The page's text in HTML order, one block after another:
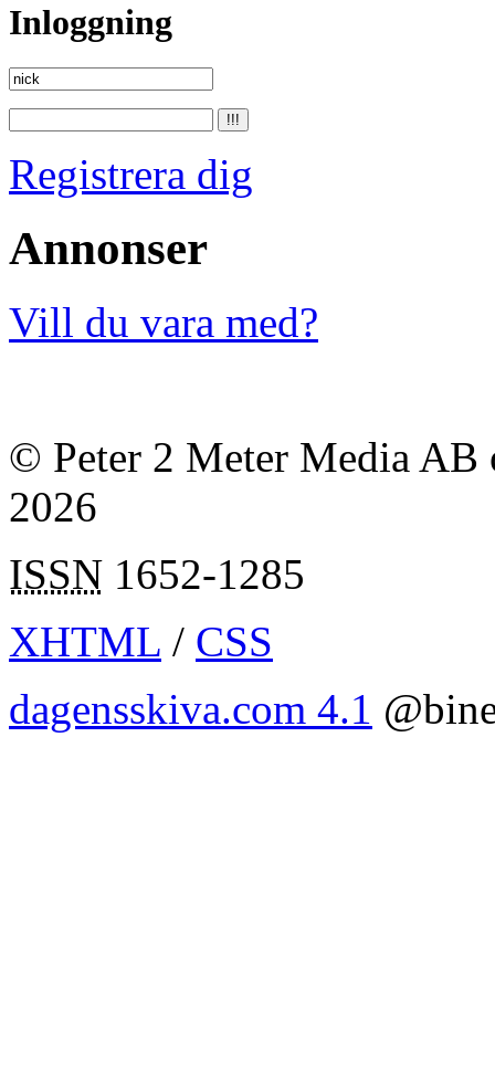
Inloggning
Registrera dig
Annonser
Vill du vara med?
© Peter 2 Meter Media AB
2026
ISSN 1652-1285
XHTML / CSS
dagensskiva.com 4.1